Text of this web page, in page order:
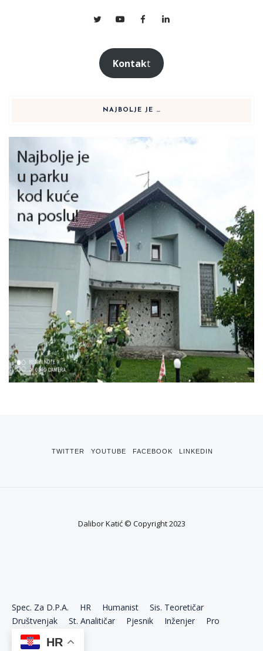
Kontakt
NAJBOLJE JE …
TWITTER YOUTUBE FACEBOOK LINKEDIN
Dalibor Katić © Copyright 2023
Spec. Za D.P.A. HR Humanist
Sis. Teoretičar
Društvenjak
St. Analitičar Pjesnik Inženjer
Pro
Ekonom
HR